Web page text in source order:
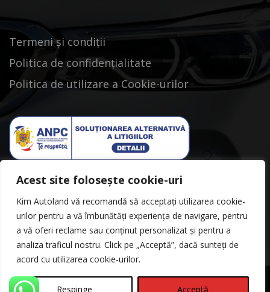
Acest site folosește cookie-uri
Kim Autoland vă recomandă să acceptați utilizarea cookie-
urilor pentru a vă îmbunătăți experiența de navigare, pentru
a vă oferi reclame sau conținut personalizat și pentru a
analiza traficul nostru. Click pe „Acceptă”, dacă sunteți de
acord cu utilizarea cookie-urilor.
Respinge Acceptă
Termeni și condiții
Politica de confidențialitate
Politica de utilizare a Cookie-urilor